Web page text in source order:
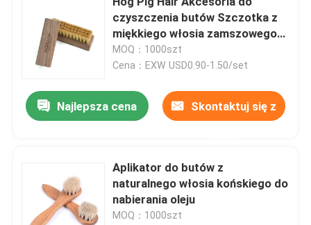
Dom
O nas
czyszczenia butów Szczotka z
miękkiego włosia zamszowego
nubuku
MOQ：1000szt
Cena：EXW USD0.90-1.50/set
Najlepsza cena Skontaktuj się z
Aplikator do butów z
naturalnego włosia końskiego do
nabierania oleju
MOQ：1000szt